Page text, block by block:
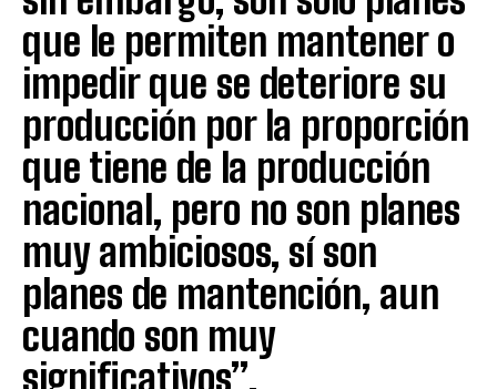
que le permiten mantener o
impedir que se deteriore su
producción por la proporción
que tiene de la producción
nacional, pero no son planes
muy ambiciosos, sí son
planes de mantención, aun
cuando son muy
significativos”.